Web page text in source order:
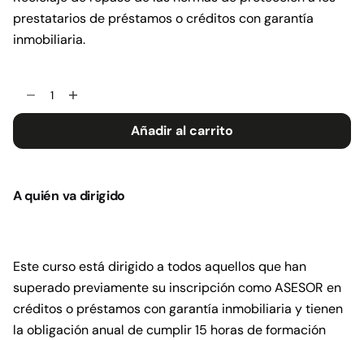
prestatarios de préstamos o créditos con garantía
inmobiliaria.
de
LCCI
3
Añadir al carrito
A quién va dirigido
Este curso está dirigido a todos aquellos que han
superado previamente su inscripción como ASESOR en
créditos o préstamos con garantía inmobiliaria y tienen
la obligación anual de cumplir 15 horas de formación